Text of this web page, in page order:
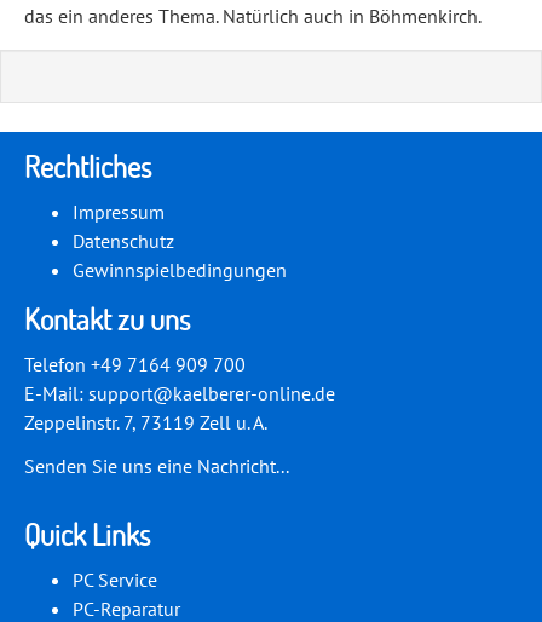
das ein anderes Thema. Natürlich auch in Böhmenkirch.
Rechtliches
Impressum
Datenschutz
Gewinnspielbedingungen
Kontakt zu uns
Telefon +49 7164 909 700
E-Mail: support@kaelberer-online.de
Zeppelinstr. 7, 73119 Zell u. A.
Senden Sie uns eine Nachricht...
Quick Links
PC Service
PC-Reparatur